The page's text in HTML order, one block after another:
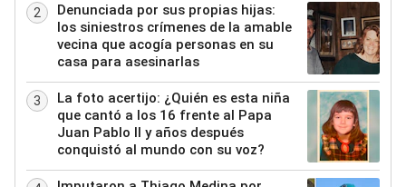
2
Denunciada por sus propias hijas:
los siniestros crímenes de la amable
vecina que acogía personas en su
casa para asesinarlas
3
La foto acertijo: ¿Quién es esta niña
que cantó a los 16 frente al Papa
Juan Pablo II y años después
conquistó al mundo con su voz?